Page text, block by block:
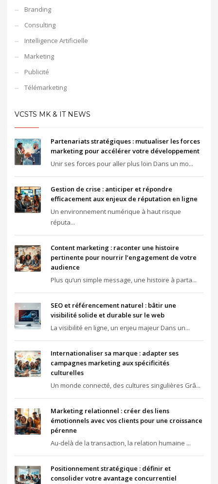
Branding
Consulting
Intelligence Artificielle
Marketing
Publicité
Télémarketing
VCSTS MK & IT NEWS
Partenariats stratégiques : mutualiser les forces
marketing pour accélérer votre développement
Unir ses forces pour aller plus loin Dans un mo...
Gestion de crise : anticiper et répondre
efficacement aux enjeux de réputation en ligne
Un environnement numérique à haut risque
réputa...
Content marketing : raconter une histoire
pertinente pour nourrir l’engagement de votre
audience
Plus qu’un simple message, une histoire à parta...
SEO et référencement naturel : bâtir une
visibilité solide et durable sur le web
La visibilité en ligne, un enjeu majeur Dans un...
Internationaliser sa marque : adapter ses
campagnes marketing aux spécificités
culturelles
Un monde connecté, des cultures singulières Grâ...
Marketing relationnel : créer des liens
émotionnels avec vos clients pour une croissance
pérenne
Au-delà de la transaction, la relation humaine ...
Positionnement stratégique : définir et
consolider votre avantage concurrentiel